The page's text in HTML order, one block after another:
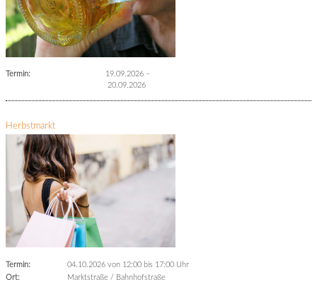
Termin: 19.09.2026 –
20.09.2026
Herbstmarkt
Termin: 04.10.2026 von 12:00 bis 17:00 Uhr
Ort:
Marktstraße / Bahnhofstraße